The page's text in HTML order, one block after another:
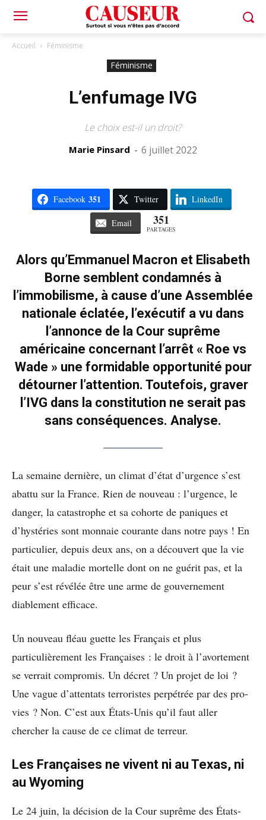
Accueil Féminisme
Féminisme
L’enfumage IVG
Le choix est-il un droit?
Marie Pinsard - 6 juillet 2022
Facebook 351 Twitter LinkedIn
Email 351
PARTAGES
Alors qu’Emmanuel Macron et Elisabeth
Borne semblent condamnés à
l’immobilisme, à cause d’une Assemblée
nationale éclatée, l’exécutif a vu dans
l’annonce de la Cour suprême
américaine concernant l’arrêt « Roe vs
Wade » une formidable opportunité pour
détourner l’attention. Toutefois, graver
l’IVG dans la constitution ne serait pas
sans conséquences. Analyse.
La semaine dernière, un climat d’état d’urgence s’est
abattu sur la France. Rien de nouveau : l’urgence, le
danger, la catastrophe et sa cohorte de paniques et
d’hystéries sont monnaie courante dans notre pays ! En
particulier, depuis deux ans, on a découvert que la vie
était une maladie mortelle dont on ne guérit pas, et la
peur s’est révélée être une arme de gouvernement
diablement efficace.
Un nouveau fléau guette les Français et plus
particulièrement les Françaises : le droit à l’avortement
se verrait compromis. Un décret ? Un projet de loi ?
Une vague d’attentats terroristes perpétrée par des pro-
vies ? Non. C’est aux États-Unis qu’il faut aller
chercher la cause de ce climat de terreur.
Les Françaises ne vivent ni au Texas, ni
au Wyoming
Le 24 juin, la décision de la Cour suprême des États-